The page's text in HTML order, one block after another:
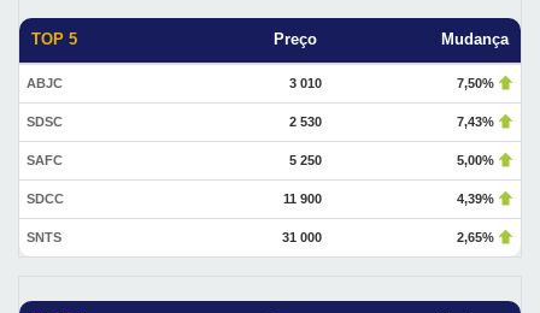
TOP 5 Preço Mudança
ABJC 3 010 7,50%
SDSC 2 530 7,43%
SAFC 5 250 5,00%
SDCC 11 900 4,39%
SNTS 31 000 2,65%